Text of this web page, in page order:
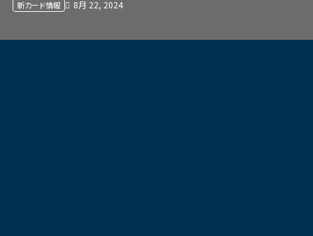
8月 22, 2024
新カード情報